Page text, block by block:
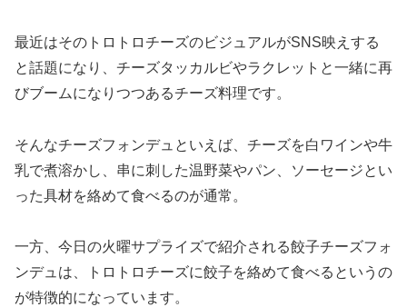
最近はそのトロトロチーズのビジュアルがSNS映えする
と話題になり、チーズタッカルビやラクレットと一緒に再
びブームになりつつあるチーズ料理です。
そんなチーズフォンデュといえば、チーズを白ワインや牛
乳で煮溶かし、串に刺した温野菜やパン、ソーセージとい
った具材を絡めて食べるのが通常。
一方、今日の火曜サプライズで紹介される餃子チーズフォ
ンデュは、トロトロチーズに餃子を絡めて食べるというの
が特徴的になっています。